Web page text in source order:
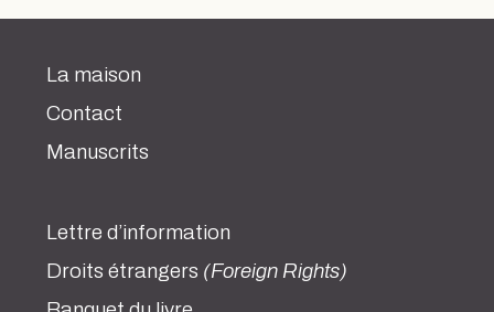
La maison
Contact
Manuscrits
Lettre d’information
Droits étrangers (Foreign Rights)